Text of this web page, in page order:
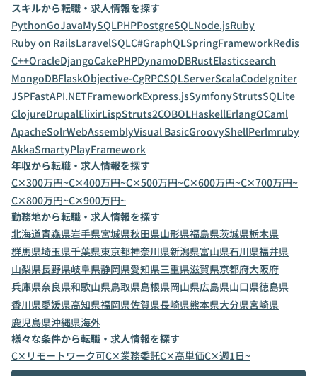
スキルから転職・求人情報を探す
PythonGoJavaMySQLPHPPostgreSQLNode.jsRuby
Ruby on RailsLaravelSQLC#GraphQLSpringFrameworkRedis
C++OracleDjangoCakePHPDynamoDBRustElasticsearch
MongoDBFlaskObjective-CgRPCSQLServerScalaCodeIgniter
JSPFastAPI.NETFrameworkExpress.jsSymfonyStrutsSQLite
ClojureDrupalElixirLispStruts2COBOLHaskellErlangOCaml
ApacheSolrWebAssemblyVisual BasicGroovyShellPerlmruby
AkkaSmartyPlayFramework
年収から転職・求人情報を探す
C✕300万円~C✕400万円~C✕500万円~C✕600万円~C✕700万円~
C✕800万円~C✕900万円~
勤務地から転職・求人情報を探す
北海道青森県岩手県宮城県秋田県山形県福島県茨城県栃木県
群馬県埼玉県千葉県東京都神奈川県新潟県富山県石川県福井県
山梨県長野県岐阜県静岡県愛知県三重県滋賀県京都府大阪府
兵庫県奈良県和歌山県鳥取県島根県岡山県広島県山口県徳島県
香川県愛媛県高知県福岡県佐賀県長崎県熊本県大分県宮崎県
鹿児島県沖縄県海外
様々な条件から転職・求人情報を探す
C✕リモートワーク可C✕業務委託C✕高単価C✕週1日~